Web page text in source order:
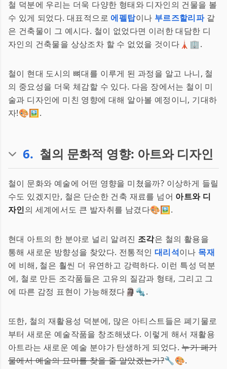
철 덕분에 우리는 더욱 다양한 형태와 디자인의 건물을 볼
수 있게 되었다. 대표적으로 에펠탑이나 부르즈할리파같
은 건축물이 그 예시다. 철이 없었다면 이러한 대담한 디
자인의 건축물을 상상조차 할 수 없었을 것이다🗼🏢.
철이 현대 도시의 뼈대를 이루게 된 과정을 알고 나니, 철
의 중요성을 더욱 체감할 수 있다. 다음 장에서는 철이 미
술과 디자인에 미친 영향에 대해 알아볼 예정이니, 기대하
자!🎨🖼️.
6. 철의 문화적 영향: 아트와 디자인
철이 문화와 예술에 어떤 영향을 미쳤을까? 이상하게 들릴
수도 있겠지만, 철은 단순한 건축 재료를 넘어 아트와 디
자인의 세계에서도 큰 발자취를 남겼다🎨🖼️.
현대 아트의 한 분야로 널리 알려진 조각은 철의 활용을
통해 새로운 방향성을 찾았다. 전통적인 대리석이나 목재
에 비해, 철은 훨씬 더 유연하고 강력하다. 이런 특성 덕분
에, 철로 만든 조각품들은 고유의 질감과 형태, 그리고 그
에 따른 감정 표현이 가능해졌다🗿🔩.
또한, 철의 재활용성 덕분에, 많은 아티스트들은 폐기물로
부터 새로운 예술작품을 창조해냈다. 이렇게 해서 재활용
아트라는 새로운 예술 분야가 탄생하게 되었다.누가 폐기
물에서 예술의 묘미를 찾을 줄 알았겠는가?🔧🎨.